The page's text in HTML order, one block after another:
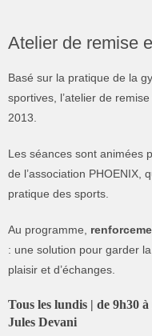
Atelier de remise
Basé sur la pratique de la
sportives, l’atelier de
2013.
Les séances sont animées
de l’association PHOENIX,
pratique des sports.
Au programme,
: une solution pour garder
plaisir et d’échanges.
Tous les lundis | de 9h30
Jules Devani